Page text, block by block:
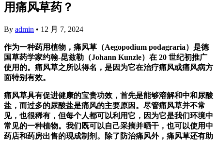
用痛风草药？
By admin • 12 月 7, 2024
作为一种药用植物，痛风草（Aegopodium podagraria）是德
国草药学家约翰-昆兹勒（Johann Kunzle）在 20 世纪初推广
使用的。痛风草之所以得名，是因为它在治疗痛风或痛风病方
面特别有效。
痛风草具有促进健康的宝贵功效，首先是能够溶解和中和尿酸
盐，而过多的尿酸盐是痛风的主要原因。尽管痛风草并不常
见，也很稀有，但每个人都可以利用它，因为它是我们环境中
常见的一种植物。我们既可以自己采摘并晒干，也可以使用中
药店和药房出售的现成制剂。除了防治痛风外，痛风草还有助